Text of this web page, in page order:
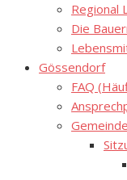
Regional
Die
Gössendorf
FAQ